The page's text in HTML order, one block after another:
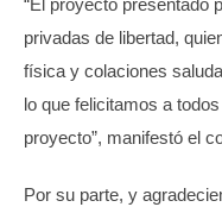
“El proyecto presentado
privadas de libertad,
física y colaciones
lo que felicitamos a
proyecto”, manifestó el
Por su parte, y